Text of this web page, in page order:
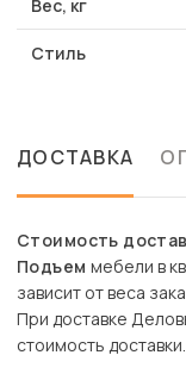
Вес, кг
Стиль
ДОСТАВКА
Стоимость
Подъем мебели в
зависит от веса
При доставке
стоимость доставки.